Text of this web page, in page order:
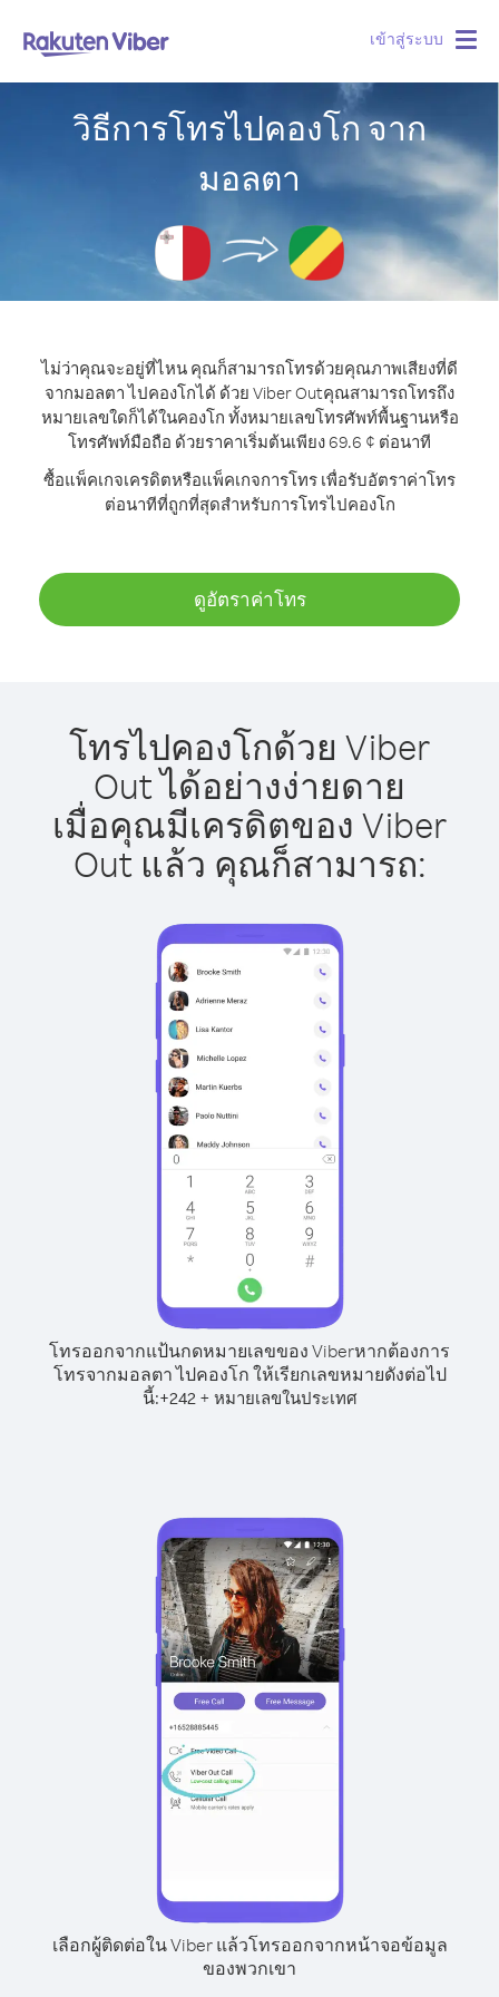
เข้าสู่ระบบ
วิธีการโทรไปคองโก จาก
มอลตา
ไม่ว่าคุณจะอยู่ที่ไหน คุณก็สามารถโทรด้วยคุณภาพเสียงที่ดี
จากมอลตา ไปคองโกได้ ด้วย Viber Outคุณสามารถโทรถึง
หมายเลขใดก็ได้ในคองโก ทั้งหมายเลขโทรศัพท์พื้นฐานหรือ
โทรศัพท์มือถือ ด้วยราคาเริ่มต้นเพียง 69.6 ¢ ต่อนาที
ซื้อแพ็คเกจเครดิตหรือแพ็คเกจการโทร เพื่อรับอัตราค่าโทร
ต่อนาทีที่ถูกที่สุดสำหรับการโทรไปคองโก
ดูอัตราค่าโทร
โทรไปคองโกด้วย Viber
Out ได้อย่างง่ายดาย
เมื่อคุณมีเครดิตของ Viber
Out แล้ว คุณก็สามารถ:
โทรออกจากแป้นกดหมายเลขของ Viberหากต้องการ
โทรจากมอลตา ไปคองโก ให้เรียกเลขหมายดังต่อไป
นี้:+242+ หมายเลขในประเทศ
เลือกผู้ติดต่อใน Viber แล้วโทรออกจากหน้าจอข้อมูล
ของพวกเขา